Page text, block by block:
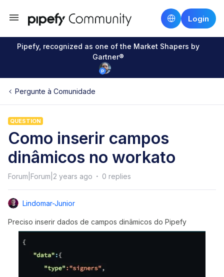
Login
Pipefy, recognized as one of the Market Shapers by
Gartner®
Pergunte à Comunidade
QUESTION
Como inserir campos
dinâmicos no workato
Forum|Forum|2 years ago 0 replies
Lindomar-Junior
Preciso inserir dados de campos dinâmicos do Pipefy